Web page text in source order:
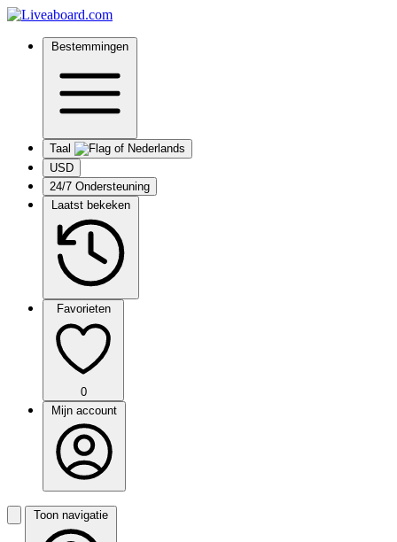
Bestemmingen
Taal
USD
24/7 Ondersteuning
Laatst bekeken
Favorieten
0
Mijn account
Toon navigatie